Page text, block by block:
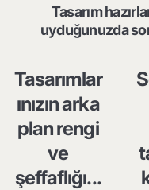
Tasarım
uyduğunuzda
Tasarımlar
ınızın arka
plan rengi
ve
şeffaflığı...